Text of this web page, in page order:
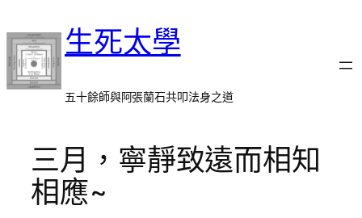
至
主
要
內
生死太學
五十餘師與阿張蘭石共叩法身之道
三月，寧靜致遠而相知
相應~